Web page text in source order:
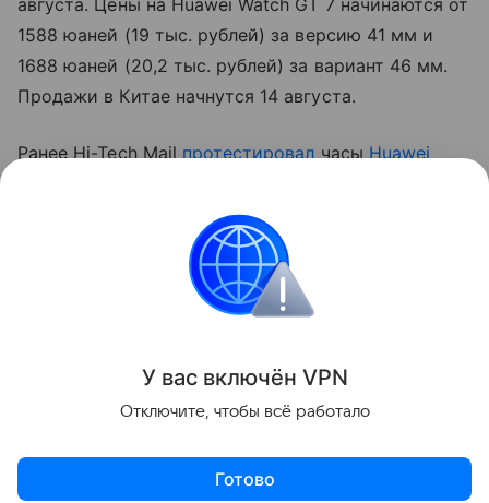
1588 юаней (19 тыс. рублей) за версию 41 мм и
1688 юаней (20,2 тыс. рублей) за вариант 46 мм.
Продажи в Китае начнутся 14 августа.
Ранее Hi-Tech Mail протестировал часы Huawei
умные часы смарт-часы
Поделиться
У вас включён VPN
Отключите, чтобы всё работало
Готово